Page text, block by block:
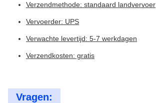
Verzendmethode: standaard landvervoer
Vervoerder: UPS
Verwachte levertijd: 5-7 werkdagen
Verzendkosten: gratis
Vragen: